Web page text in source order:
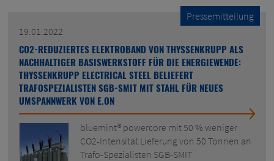
19.01.2022
CO2-REDUZIERTES ELEKTROBAND VON THYSSENKRUPP ALS
NACHHALTIGER BASISWERKSTOFF FÜR DIE ENERGIEWENDE:
THYSSENKRUPP ELECTRICAL STEEL BELIEFERT
TRAFOSPEZIALISTEN SGB-SMIT MIT STAHL FÜR NEUES
UMSPANNWERK VON E.ON
Pressemitteilung
bluemint® powercore mit 50 % weniger
CO2-Intensität Lieferung von 50 Tonnen an
Trafo-Spezialisten SGB-SMIT